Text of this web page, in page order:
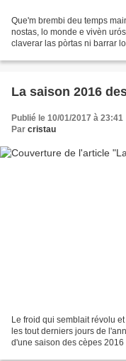
Que'm brembi deu temps
nostas, lo monde e vivèn
claverar las pòrtas ni barrar
La saison 2016
Publié le 10/01/2017 à 23:41
Par cristau
Le froid qui semblait révolu
les tout derniers jours de
d'une saison des cèpes